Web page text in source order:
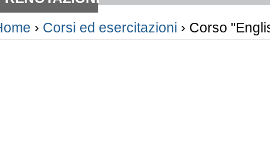
› Corsi ed esercitazioni › Corso